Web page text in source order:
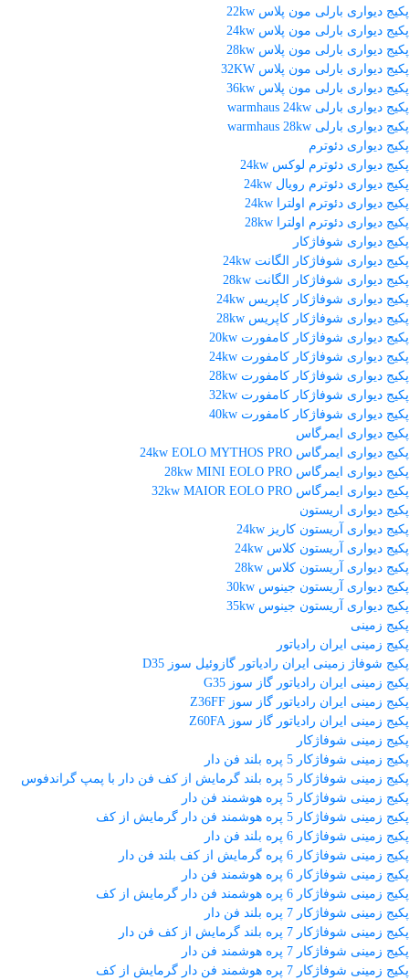
پکیج دیواری بارلی مون پلاس 22kw
پکیج دیواری بارلی مون پلاس 24kw
پکیج دیواری بارلی مون پلاس 28kw
پکیج دیواری بارلی مون پلاس 32KW
پکیج دیواری بارلی مون پلاس 36kw
پکیج دیواری بارلی warmhaus 24kw
پکیج دیواری بارلی warmhaus 28kw
پکیج دیواری دئوترم
پکیج دیواری دئوترم لوکس 24kw
پکیج دیواری دئوترم رویال 24kw
پکیج دیواری دئوترم اولترا 24kw
پکیج دیواری دئوترم اولترا 28kw
پکیج دیواری شوفاژکار
پکیج دیواری شوفاژکار الگانت 24kw
پکیج دیواری شوفاژکار الگانت 28kw
پکیج دیواری شوفاژکار کاپریس 24kw
پکیج دیواری شوفاژکار کاپریس 28kw
پکیج دیواری شوفاژکار کامفورت 20kw
پکیج دیواری شوفاژکار کامفورت 24kw
پکیج دیواری شوفاژکار کامفورت 28kw
پکیج دیواری شوفاژکار کامفورت 32kw
پکیج دیواری شوفاژکار کامفورت 40kw
پکیج دیواری ایمرگاس
پکیج دیواری ایمرگاس 24kw EOLO MYTHOS PRO
پکیج دیواری ایمرگاس 28kw MINI EOLO PRO
پکیج دیواری ایمرگاس 32kw MAIOR EOLO PRO
پکیج دیواری اریستون
پکیج دیواری آریستون کاریز 24kw
پکیج دیواری آریستون کلاس 24kw
پکیج دیواری آریستون کلاس 28kw
پکیج دیواری آریستون جینوس 30kw
پکیج دیواری آریستون جینوس 35kw
پکیج زمینی
پکیج زمینی ایران رادیاتور
پکیج شوفاژ زمینی ایران رادیاتور گازوئیل سوز D35
پکیج زمینی ایران رادیاتور گاز سوز G35
پکیج زمینی ایران رادیاتور گاز سوز Z36FF
پکیج زمینی ایران رادیاتور گاز سوز Z60FA
پکیج زمینی شوفاژکار
پکیج زمینی شوفاژکار 5 پره بلند فن دار
پکیج زمینی شوفاژکار 5 پره بلند گرمایش از کف فن دار با پمپ گراندفوس
پکیج زمینی شوفاژکار 5 پره هوشمند فن دار
پکیج زمینی شوفاژکار 5 پره هوشمند فن دار گرمایش از کف
پکیج زمینی شوفاژکار 6 پره بلند فن دار
پکیج زمینی شوفاژکار 6 پره گرمایش از کف بلند فن دار
پکیج زمینی شوفاژکار 6 پره هوشمند فن دار
پکیج زمینی شوفاژکار 6 پره هوشمند فن دار گرمایش از کف
پکیج زمینی شوفاژکار 7 پره بلند فن دار
پکیج زمینی شوفاژکار 7 پره بلند گرمایش از کف فن دار
پکیج زمینی شوفاژکار 7 پره هوشمند فن دار
پکیج زمینی شوفاژکار 7 پره هوشمند فن دار گرمایش از کف